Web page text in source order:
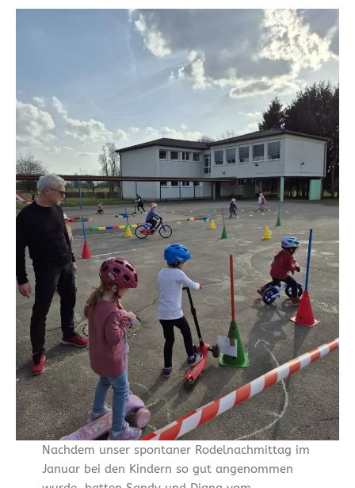
Nachdem unser spontaner Rodelnachmittag im
Januar bei den Kindern so gut angenommen